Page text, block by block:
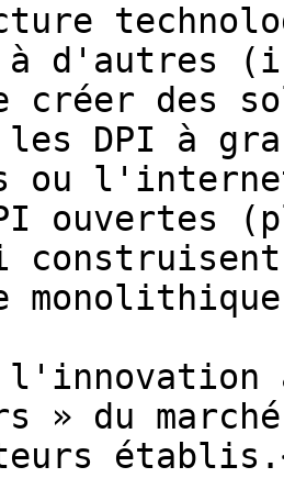
à d'autres
créer des
DPI à
ou
ouvertes
» du